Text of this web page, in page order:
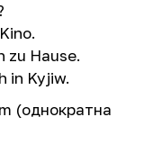
zu Hause.
in Kyjiw.
(однократна